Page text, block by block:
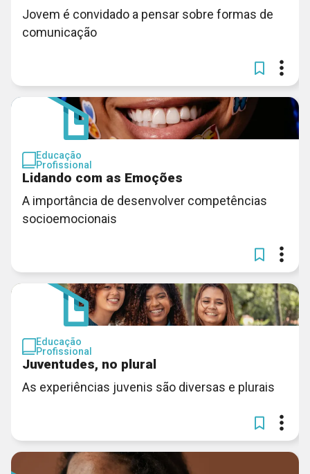
Jovem é convidado a pensar sobre formas de
comunicação
Educação
Profissional
Lidando com as Emoções
A importância de desenvolver competências
socioemocionais
Educação
Profissional
Juventudes, no plural
As experiências juvenis são diversas e plurais